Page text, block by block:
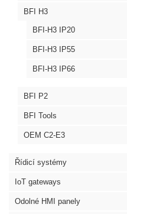
BFI H3
BFI-H3 IP20
BFI-H3 IP55
BFI-H3 IP66
BFI P2
BFI Tools
OEM C2-E3
Řídicí systémy
IoT gateways
Odolné HMI panely